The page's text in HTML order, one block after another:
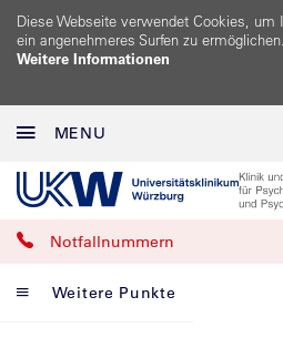
Diese Webseite verwendet Cookies, um
ein angenehmeres Surfen zu ermöglichen.
Weitere Informationen
MENU
Notfallnummern
Weitere Punkte